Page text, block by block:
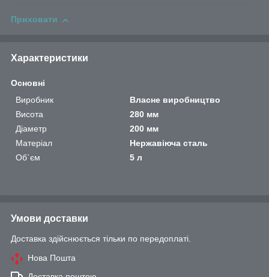
Приховати
Характеристики
Основні
Виробник
Власне виробництво
Висота
280 мм
Діаметр
200 мм
Матеріал
Нержавіюча сталь
Об`єм
5 л
Умови доставки
Доставка здійснюється тільки по передоплаті.
Нова Пошта